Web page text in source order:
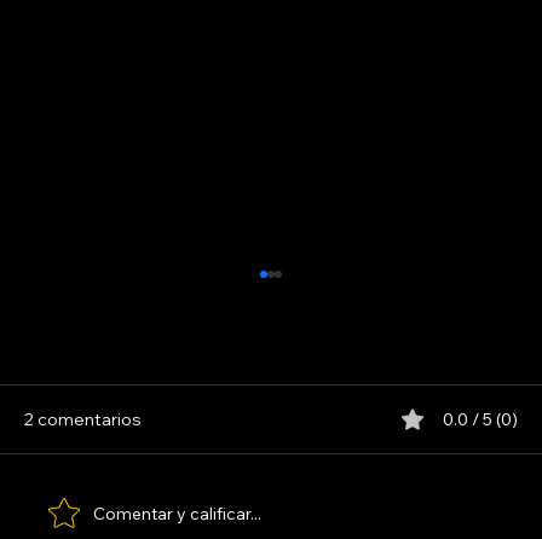
2 comentarios 0.0 / 5 (0)
Comentar y calificar...